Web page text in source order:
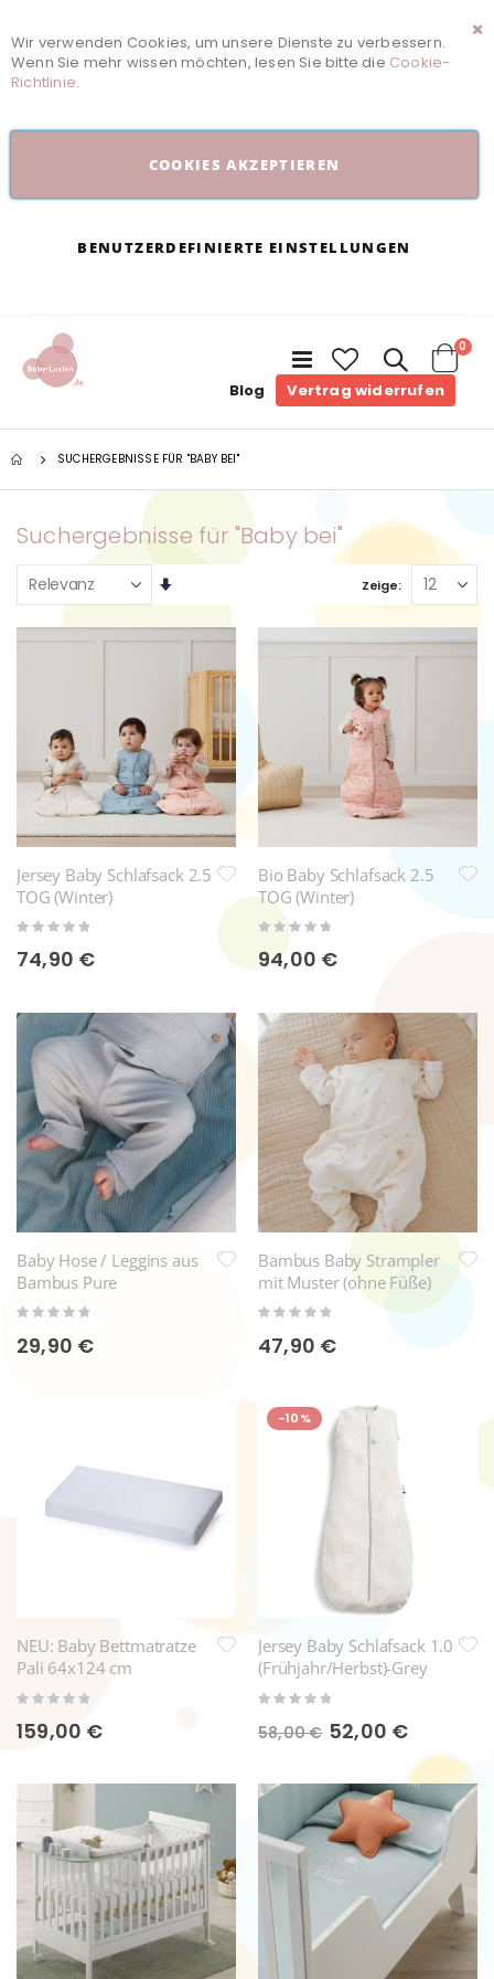
Wir verwenden Cookies, um unsere Dienste zu verbessern.
Wenn Sie mehr wissen möchten, lesen Sie bitte die Cookie-
Richtlinie.
COOKIES AKZEPTIEREN
BENUTZERDEFINIERTE EINSTELLUNGEN
Navigation
umschalten
Blog Vertrag widerrufenCart
0
SUCHERGEBNISSE FÜR "BABY BEI"
Suchergebnisse für "Baby bei"
Aufsteigend
sortieren
Zeige
Jersey Baby Schlafsack 2.5
TOG (Winter)
Rating:
74,90 €
Bio Baby Schlafsack 2.5
TOG (Winter)
Rating:
94,00 €
Baby Hose / Leggins aus
Bambus Pure
Rating:
29,90 €
Bambus Baby Strampler
mit Muster (ohne Füße)
Rating:
47,90 €
NEU: Baby Bettmatratze
Pali 64x124 cm
Rating:
159,00 €
-10%
Jersey Baby Schlafsack 1.0
(Frühjahr/Herbst)-Grey
Marle
Rating:
58,00 € Sonderpreis
52,00 €